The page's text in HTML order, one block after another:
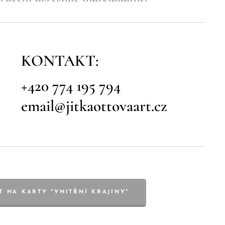
KONTAKT:
+420 774 195 794
email@jitkaottovaart.cz
NA KARTY "VNITŘNÍ KRAJINY"